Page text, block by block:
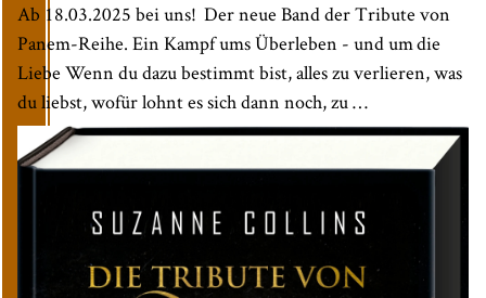
Ab 18.03.2025 bei uns! Der neue Band der Tribute von
Panem-Reihe. Ein Kampf ums Überleben - und um die
Liebe Wenn du dazu bestimmt bist, alles zu verlieren, was
du liebst, wofür lohnt es sich dann noch, zu …